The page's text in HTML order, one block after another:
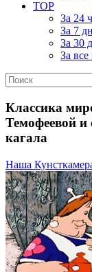
TOP
За 24
За 7
За 30
За все
Классика
Темофеевой и
кагала
Наша